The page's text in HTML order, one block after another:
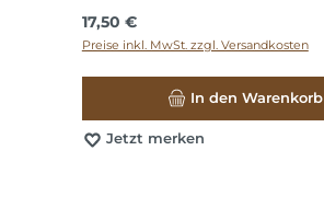
Regulärer Preis:
17,50 €
Preise inkl. MwSt. zzgl. Versandkosten
In den Warenkorb
Jetzt merken